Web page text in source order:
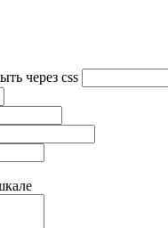
через css